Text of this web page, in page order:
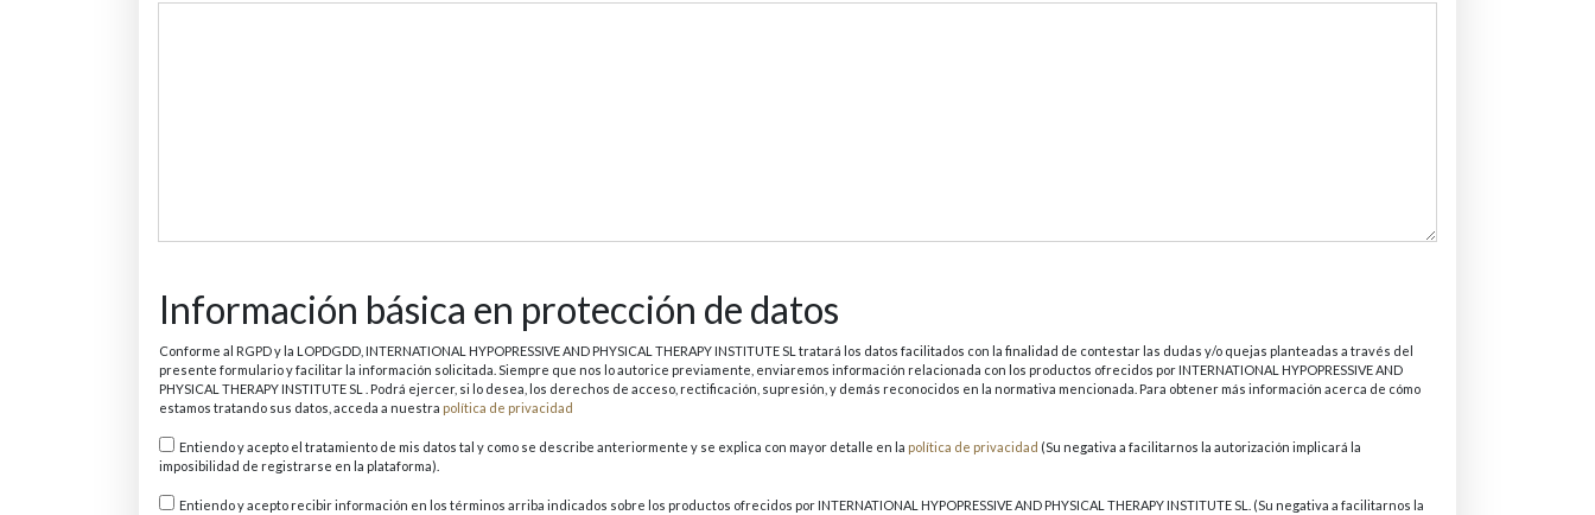
Información básica en protección de datos
Conforme al RGPD y la LOPDGDD, INTERNATIONAL HYPOPRESSIVE AND PHYSICAL THERAPY INSTITUTE SL tratará los datos facilitados con la finalidad de contestar las dudas y/o quejas planteadas a través del
presente formulario y facilitar la información solicitada. Siempre que nos lo autorice previamente, enviaremos información relacionada con los productos ofrecidos por INTERNATIONAL HYPOPRESSIVE AND
PHYSICAL THERAPY INSTITUTE SL . Podrá ejercer, si lo desea, los derechos de acceso, rectificación, supresión, y demás reconocidos en la normativa mencionada. Para obtener más información acerca de cómo
estamos tratando sus datos, acceda a nuestra política de privacidad
Entiendo y acepto el tratamiento de mis datos tal y como se describe anteriormente y se explica con mayor detalle en la política de privacidad (Su negativa a facilitarnos la autorización implicará la
imposibilidad de registrarse en la plataforma).
Entiendo y acepto recibir información en los términos arriba indicados sobre los productos ofrecidos por INTERNATIONAL HYPOPRESSIVE AND PHYSICAL THERAPY INSTITUTE SL. (Su negativa a facilitarnos la